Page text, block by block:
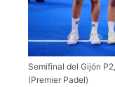
Semifinal del Gijón
(Premier Padel)